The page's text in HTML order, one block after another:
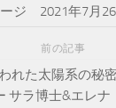
ージ 2021年7月26
前の記事
れた太陽系の秘
サラ博士&エレナ